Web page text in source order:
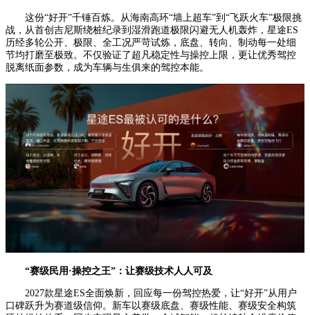
这份“好开”千锤百炼。从海南高环“墙上超车”到“飞跃火车”极限挑
战，从首创吉尼斯绕桩纪录到湿滑跑道极限闪避无人机轰炸，星途ES
历经多轮公开、极限、全工况严苛试炼，底盘、转向、制动每一处细
节均打磨至极致。不仅验证了超凡稳定性与操控上限，更让优秀驾控
脱离纸面参数，成为车辆与生俱来的驾控本能。
“赛级民用 ·操控之王” ： 让赛级技术人人可及
2027款星途ES全面焕新，回应每一份驾控热爱，让“好开”从用户
口碑跃升为赛道级信仰。新车以赛级底盘、赛级性能、赛级安全构筑